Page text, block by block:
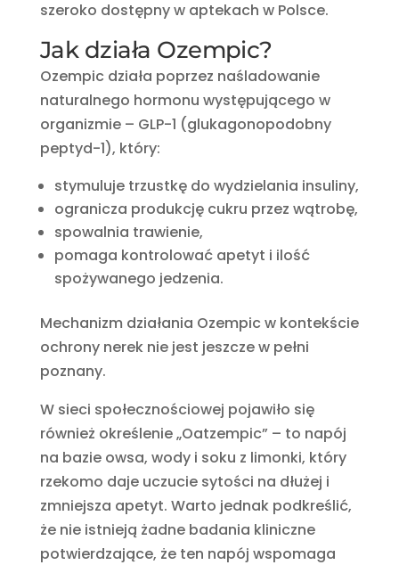
szeroko dostępny w aptekach w Polsce.
Jak działa Ozempic?
Ozempic działa poprzez naśladowanie
naturalnego hormonu występującego w
organizmie – GLP-1 (glukagonopodobny
peptyd-1), który:
stymuluje trzustkę do wydzielania insuliny,
ogranicza produkcję cukru przez wątrobę,
spowalnia trawienie,
pomaga kontrolować apetyt i ilość
spożywanego jedzenia.
Mechanizm działania Ozempic w kontekście
ochrony nerek nie jest jeszcze w pełni
poznany.
W sieci społecznościowej pojawiło się
również określenie „Oatzempic” – to napój
na bazie owsa, wody i soku z limonki, który
rzekomo daje uczucie sytości na dłużej i
zmniejsza apetyt. Warto jednak podkreślić,
że nie istnieją żadne badania kliniczne
potwierdzające, że ten napój wspomaga